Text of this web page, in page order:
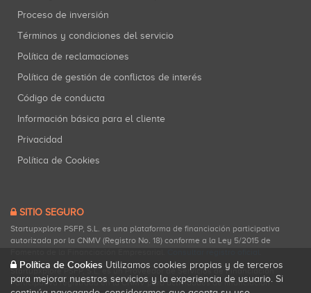
Proceso de inversión
Términos y condiciones del servicio
Política de reclamaciones
Política de gestión de conflictos de interés
Código de conducta
Información básica para el cliente
Privacidad
Política de Cookies
SITIO SEGURO
Startupxplore PSFP, S.L. es una plataforma de financiación participativa
autorizada por la CNMV (Registro No. 18) conforme a la Ley 5/2015 de
Startupxplore PSFP, S.L. es un Proveedor de Servicios de Financiación
Participativa registrado en la CNMV para actividades de financiación
Política de Cookies Utilizamos cookies propias y de terceros
para mejorar nuestros servicios y la experiencia de usuario. Si